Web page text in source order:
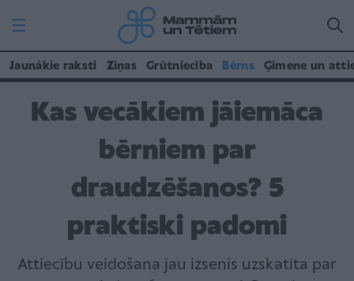
Jaunākie raksti Ziņas Grūtniecība Bērns Ģimene un
Kas vecākiem jāiemāca
bērniem par
draudzēšanos? 5
praktiski padomi
Attiecību veidošana jau izsenis uzskatīta par